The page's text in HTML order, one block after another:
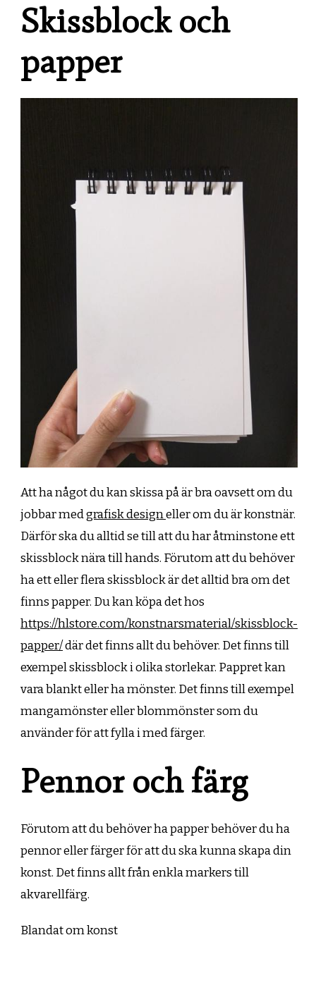
Skissblock och
papper
Att ha något du kan skissa på är bra oavsett om du
jobbar medgrafisk designeller om du är konstnär.
Därför ska du alltid se till att du har åtminstone ett
skissblock nära till hands. Förutom att du behöver
ha ett eller flera skissblock är det alltid bra om det
finns papper. Du kan köpa det hos
https://hlstore.com/konstnarsmaterial/skissblock-
papper/där det finns allt du behöver. Det finns till
exempel skissblock i olika storlekar. Pappret kan
vara blankt eller ha mönster. Det finns till exempel
mangamönster eller blommönster som du
använder för att fylla i med färger.
Pennor och färg
Förutom att du behöver ha papper behöver du ha
pennor eller färger för att du ska kunna skapa din
konst. Det finns allt från enkla markers till
akvarellfärg.
Blandat om konst